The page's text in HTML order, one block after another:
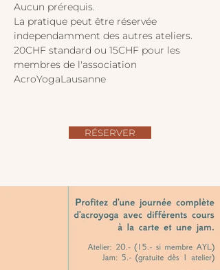
Aucun prérequis.
La pratique peut être réservée
independamment des autres ateliers.
20CHF standard ou 15CHF pour les
membres de l'association
AcroYogaLausanne
RÉSERVER